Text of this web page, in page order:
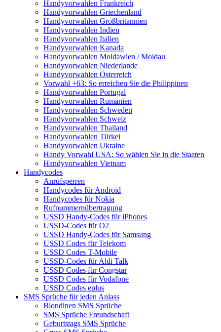
Handyvorwahlen Frankreich
Handyvorwahlen Griechenland
Handyvorwahlen Großbritannien
Handyvorwahlen Indien
Handyvorwahlen Italien
Handyvorwahlen Kanada
Handyvorwahlen Moldawien / Moldau
Handyvorwahlen Niederlande
Handyvorwahlen Österreich
Vorwahl +63: So erreichen Sie die Philippinen
Handyvorwahlen Portugal
Handyvorwahlen Rumänien
Handyvorwahlen Schweden
Handyvorwahlen Schweiz
Handyvorwahlen Thailand
Handyvorwahlen Türkei
Handyvorwahlen Ukraine
Handy Vorwahl USA: So wählen Sie in die Staaten
Handyvorwahlen Vietnam
Handycodes
Anrufsperren
Handycodes für Android
Handycodes für Nokia
Rufnummernübertragung
USSD Handy-Codes für iPhones
USSD-Codes für O2
USSD Handy-Codes für Samsung
USSD Codes für Telekom
USSD Codes T-Mobile
USSD-Codes für Aldi Talk
USSD Codes für Congstar
USSD Codes für Vodafone
USSD Codes eplus
SMS Sprüche für jeden Anlass
Blondinen SMS Sprüche
SMS Sprüche Freundschaft
Geburtstags SMS Sprüche